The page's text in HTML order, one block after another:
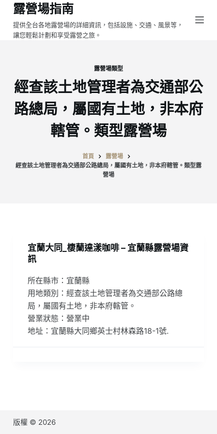
跳
至
主
露營場指南
提供全台各地露營場的詳細資訊，包括設施、交通、風景等，
讓您輕鬆計劃和享受露營之旅。
露營場類型
經查該土地管理者為交通部公
路總局，屬國有土地，非本府
轄管。類型露營場
首頁
露營場
經查該土地管理者為交通部公路總局，屬國有土地，非本府轄管。類型露
營場
宜蘭大同_棲蘭達漾咖啡 – 宜蘭縣露營場資
訊
所在縣市：宜蘭縣
用地類別：經查該土地管理者為交通部公路總
局，屬國有土地，非本府轄管。
營業狀態：營業中
地址：宜蘭縣大同鄉英士村林森路18-1號.
版權 © 2026